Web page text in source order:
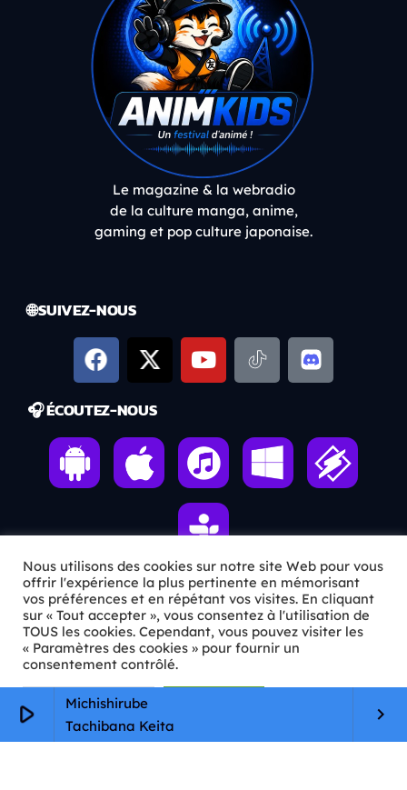
play_arrow
Michishirube
Tachibana Keita
keyboard_arrow_right
Le magazine & la webradio
de la culture manga, anime,
gaming et pop culture japonaise.
🌐 SUIVEZ-NOUS
🎧 ÉCOUTEZ-NOUS
ℹ️ INFOS PRATIQUES
✉️Contact
🦊Qui sommes-nous ?
📄
Mentions légales
Nous utilisons des cookies sur notre site Web pour vous
offrir l'expérience la plus pertinente en mémorisant
vos préférences et en répétant vos visites. En cliquant
sur « Tout accepter », vous consentez à l'utilisation de
TOUS les cookies. Cependant, vous pouvez visiter les
« Paramètres des cookies » pour fournir un
consentement contrôlé.
Paramètres Cookie